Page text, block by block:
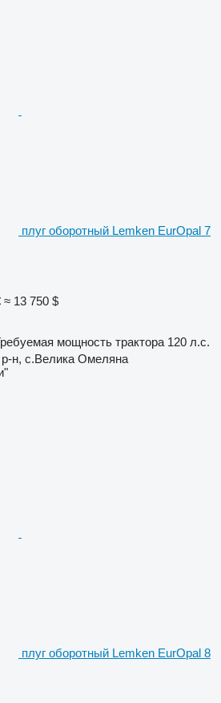
плуг оборотный Lemken EurOpal 7
≈ 13 750 $
мощность трактора 120 л.с.
р-н, с.Велика Омеляна
плуг оборотный Lemken EurOpal 8